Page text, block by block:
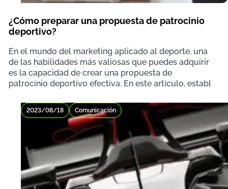
¿Cómo preparar una propuesta de patrocinio
deportivo?
En el mundo del marketing aplicado al deporte, una
de las habilidades más valiosas que puedes adquirir
es la capacidad de crear una propuesta de
patrocinio deportivo efectiva. En este artículo, establ
2023/08/18 Comunicación